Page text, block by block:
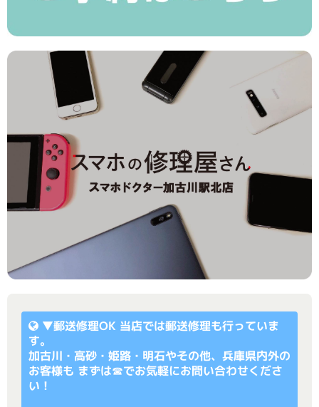
▼郵送修理OK 当店では郵送修理も行っていま
す。
加古川・高砂・姫路・明石やその他、兵庫県内外の
お客様も まずは☎でお気軽にお問い合わせくださ
い！